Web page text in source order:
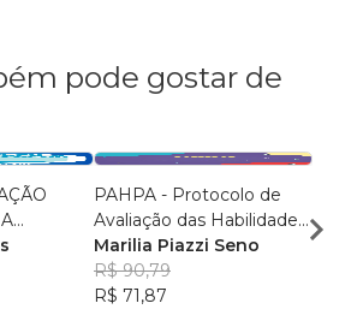
pode gostar de
PAHPA - Protocolo de
Avaliação das Habilidades
Preditoras da
Alfabetização
Marilia Piazzi Seno
R$ 90,79
R$ 71,87
NA
ANA